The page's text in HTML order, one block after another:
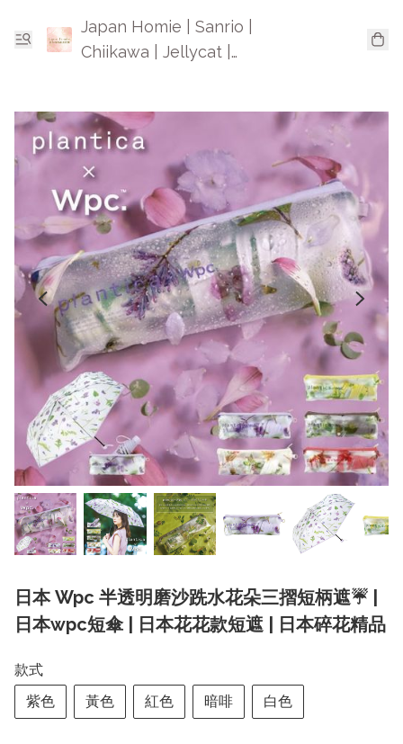
Japan Homie | Sanrio |
Chiikawa | Jellycat |
日本 Wpc 半透明磨沙跣水花朵三摺短柄遮☔️ |
日本wpc短傘 | 日本花花款短遮 | 日本碎花精品
款式
紫色
黃色 紅色 暗啡 白色